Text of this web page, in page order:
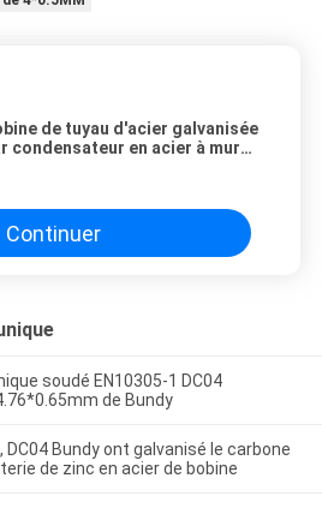
de tuyau d'acier galvanisée
condensateur en acier à mur
Continuer
soudé EN10305-1 DC04
de Bundy
DC04 Bundy ont galvanisé le carbone
de zinc en acier de bobine